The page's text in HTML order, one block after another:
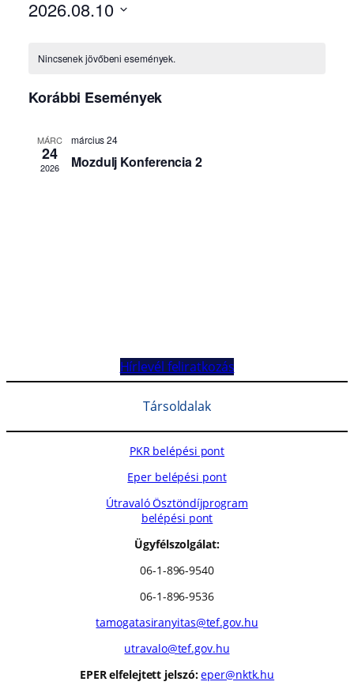
Hírlevél feliratkozás
Társoldalak
PKR belépési pont
Eper belépési pont
Útravaló Ösztöndíjprogram
belépési pont
Ügyfélszolgálat:
06-1-896-9540
06-1-896-9536
tamogatasiranyitas@tef.gov.hu
utravalo@tef.gov.hu
EPER elfelejtett jelszó: eper@nktk.hu